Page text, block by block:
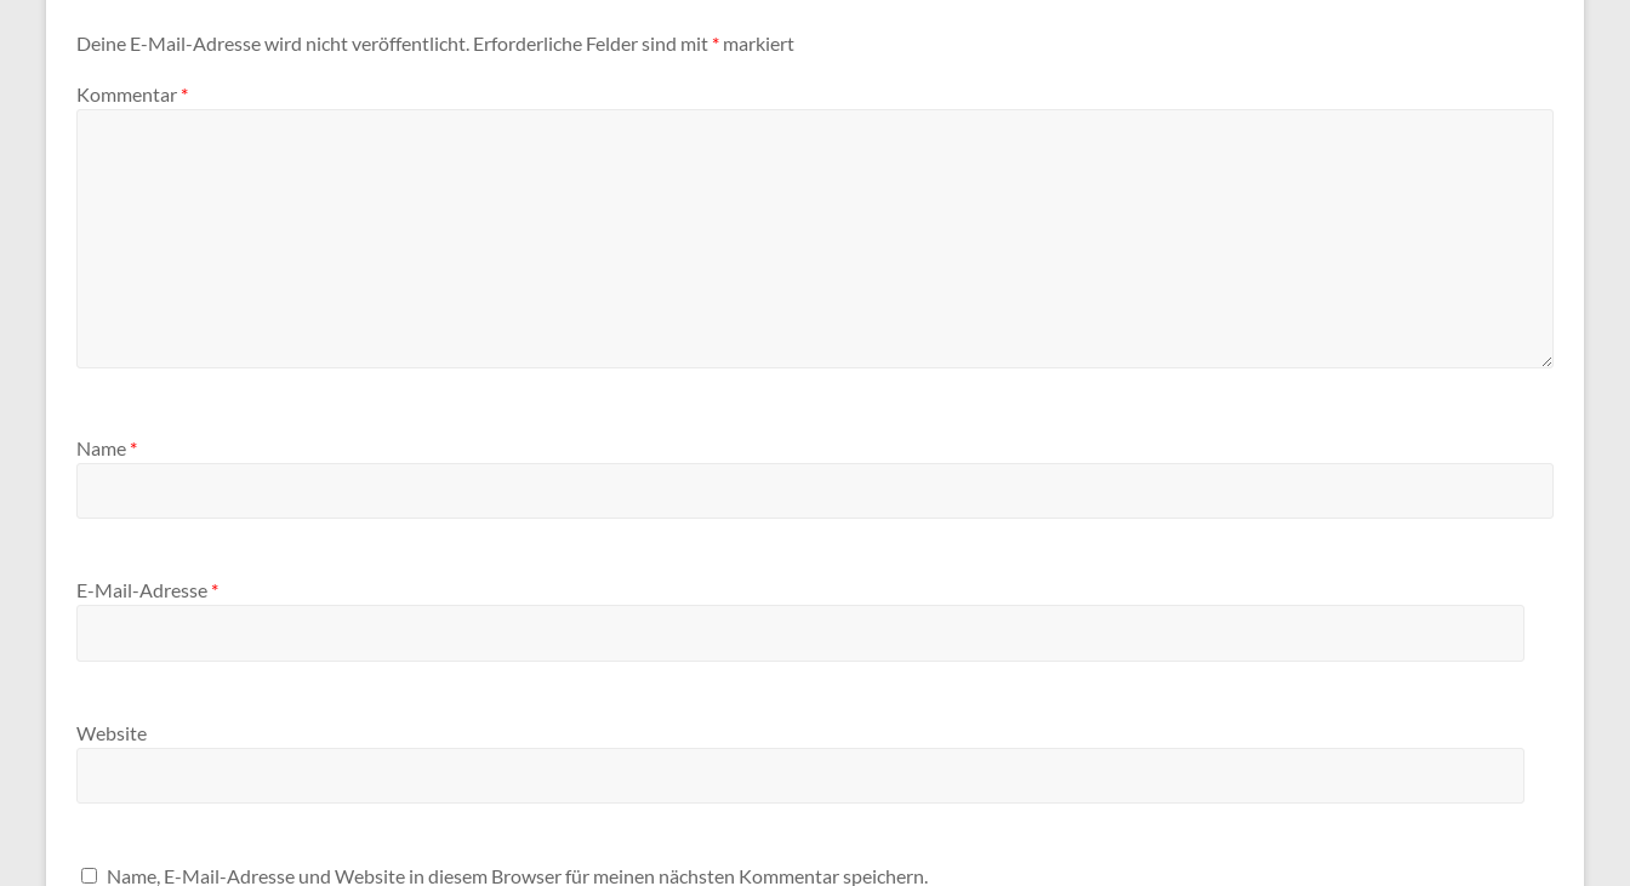
Deine E-Mail-Adresse wird nicht veröffentlicht. Erforderliche Felder sind mit * markiert
Kommentar *
Name *
E-Mail-Adresse *
Website
Name, E-Mail-Adresse und Website in diesem Browser für meinen nächsten Kommentar speichern.